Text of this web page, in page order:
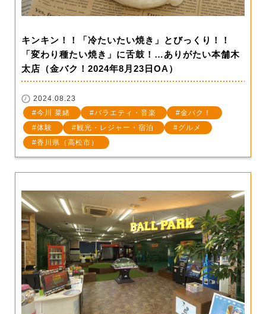
キンキン！！「冷たいたい焼き」とびっくり！！
「変わり種たい焼き」に舌鼓！…ありがたい本舗木
太店（金バク！2024年8月23日OA）
2024.08.23
今川 菜緒
バラエティ・音楽
金バク！
体験
観光・レジャー・宿泊
グルメ
香川県（高松市）